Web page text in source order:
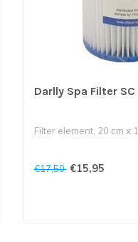
Darlly Spa Filter
Filter element, 20 cm x
Bovenkant en
€17,50 €15,95